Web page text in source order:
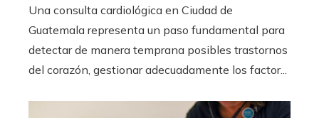
Una consulta cardiológica en Ciudad de
Guatemala representa un paso fundamental para
detectar de manera temprana posibles trastornos
del corazón, gestionar adecuadamente los factor...